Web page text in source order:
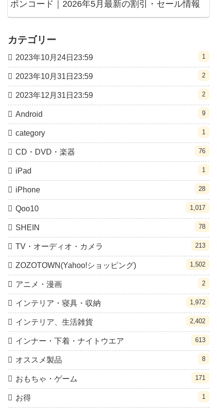
ポンコード｜2026年5月最新の割引・セール情報
カテゴリー
2023年10月24日23:59 1
2023年10月31日23:59 2
2023年12月31日23:59 2
Android 9
category 1
CD・DVD・楽器 76
iPad 1
iPhone 28
Qoo10 1,017
SHEIN 78
TV・オーディオ・カメラ 213
ZOZOTOWN(Yahoo!ショッピング) 1,502
アニメ・漫画 2
インテリア・寝具・収納 1,972
インテリア、生活雑貨 2,402
インナー・下着・ナイトウエア 613
オススメ製品 8
おもちゃ・ゲーム 171
お得 1